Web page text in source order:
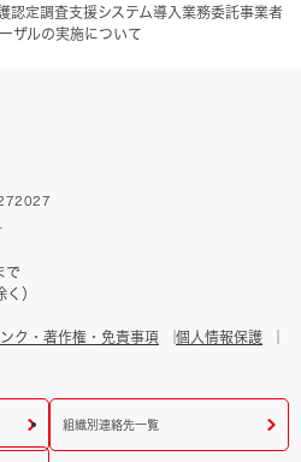
認定調査支援システム導入業務委託事業者
ザルの実施について
で
）
ンク・著作権・免責事項
個人情報保護
組織別連絡先一覧